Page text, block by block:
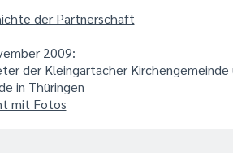
der Partnerschaft
2009:
der Kleingartacher
in Thüringen
mit Fotos